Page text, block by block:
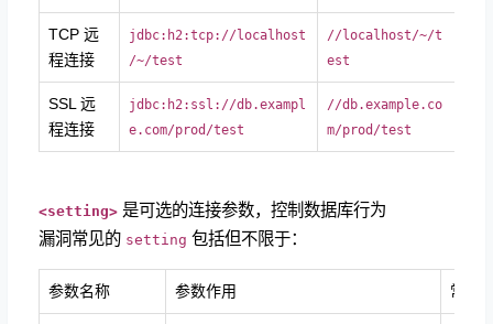
TCP 远
程连接
jdbc:h2:tcp://localhost
/~/test
//localhost/~/t
est
SSL 远
程连接
jdbc:h2:ssl://db.exampl
e.com/prod/test
//db.example.co
m/prod/test
<setting> 是可选的连接参数，控制数据库行为
漏洞常见的 setting 包括但不限于：
参数名称 参数作用 常见